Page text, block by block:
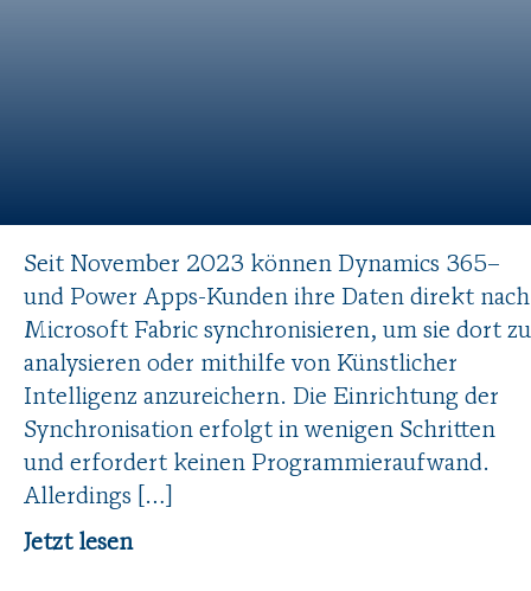
Seit November 2023 können Dynamics 365–
und Power Apps-Kunden ihre Daten direkt nach
Microsoft Fabric synchronisieren, um sie dort zu
analysieren oder mithilfe von Künstlicher
Intelligenz anzureichern. Die Einrichtung der
Synchronisation erfolgt in wenigen Schritten
und erfordert keinen Programmieraufwand.
Allerdings […]
Jetzt lesen